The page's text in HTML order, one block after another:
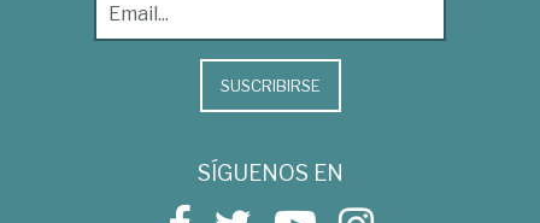
SUSCRIBIRSE
SÍGUENOS EN